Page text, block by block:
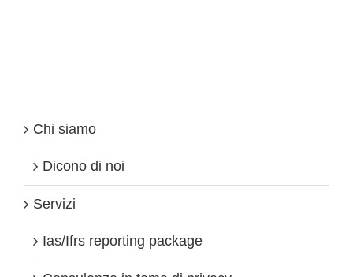
(privacy)
Chi siamo
Dicono di noi
Servizi
Ias/Ifrs reporting package